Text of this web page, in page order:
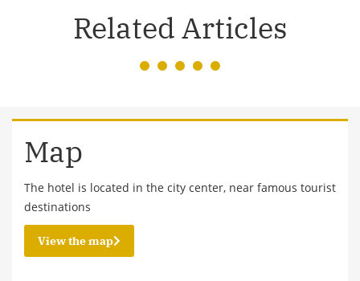
Related Articles
Map
The hotel is located in the city center, near famous tourist
destinations
View the map